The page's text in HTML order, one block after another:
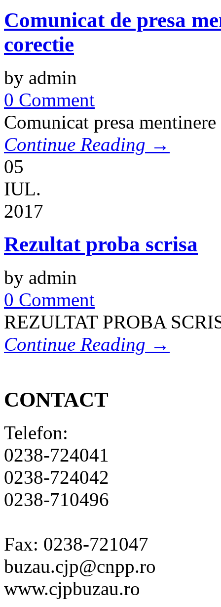
Comunicat de presa
corectie
by admin
0 Comment
Comunicat presa
Continue Reading →
05
IUL.
2017
Rezultat proba scrisa
by admin
0 Comment
REZULTAT PROBA
Continue Reading →
CONTACT
Telefon:
0238-724041
0238-724042
0238-710496
Fax: 0238-721047
buzau.cjp@cnpp.ro
www.cjpbuzau.ro